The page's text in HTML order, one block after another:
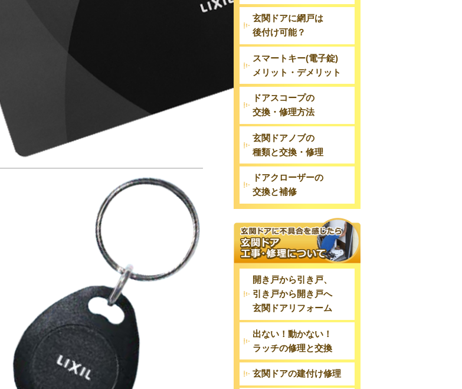
玄関ドアに網戸は
後付け可能？
スマートキー(電子錠)
メリット・デメリット
ドアスコープの
交換・修理方法
玄関ドアノブの
種類と交換・修理
ドアクローザーの
交換と補修
開き戸から引き戸、
引き戸から開き戸へ
玄関ドアリフォーム
出ない！動かない！
ラッチの修理と交換
玄関ドアの建付け修理